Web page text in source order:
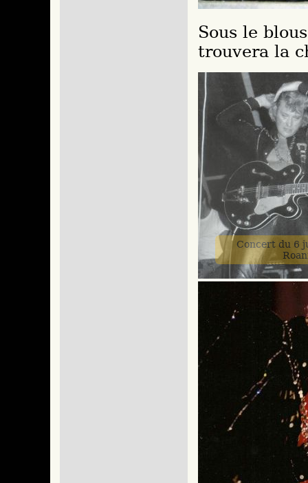
Sous le
trouvera la
Concert du 6